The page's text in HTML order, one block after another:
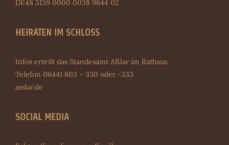
DE48 5139 0000 0038 9644 02
HEIRATEN IM SCHLOSS
Infos erteilt das Standesamt Aßlar im Rathaus.
Telefon 06441 803 – 330 oder -333
asslar.de
SOCIAL MEDIA